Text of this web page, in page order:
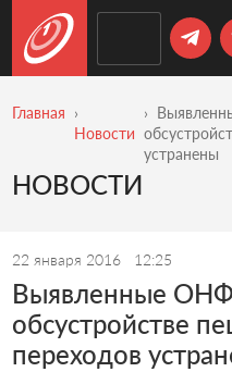
Главная
Новости
устранены
НОВОСТИ
22 января 2016 12:25
Выявленные ОНФ
обсустройстве
переходов